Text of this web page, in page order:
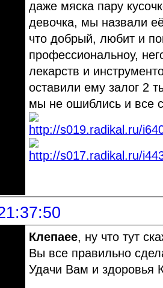
даже мяска пару
девочка, мы назвали
что добрый, любит и
профессиональноу,
лекарств и
оставили ему залог 2
мы не ошиблись и все
Клепаee, ну что тут
Вы все правильно
Удачи Вам и здоровья